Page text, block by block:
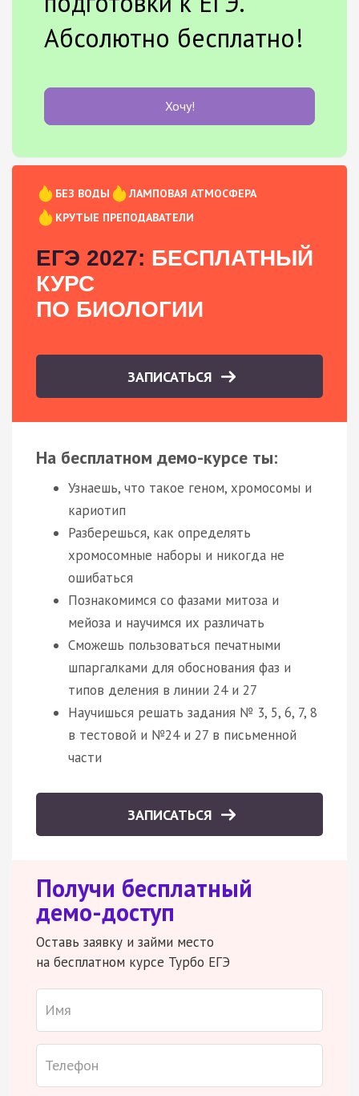
Абсолютно бесплатно!
Хочу!
БЕЗ ВОДЫ
ЛАМПОВАЯ АТМОСФЕРА
КРУТЫЕ ПРЕПОДАВАТЕЛИ
ЕГЭ 2027: БЕСПЛАТНЫЙ
КУРС
ПО БИОЛОГИИ
ЗАПИСАТЬСЯ
На бесплатном демо-курсе ты:
Узнаешь, что такое геном, хромосомы и
кариотип
Разберешься, как определять
хромосомные наборы и никогда не
ошибаться
Познакомимся со фазами митоза и
мейоза и научимся их различать
Сможешь пользоваться печатными
шпаргалками для обоснования фаз и
типов деления в линии 24 и 27
Научишься решать задания № 3, 5, 6, 7, 8
в тестовой и №24 и 27 в письменной
части
ЗАПИСАТЬСЯ
Получи бесплатный
демо-доступ
Оставь заявку и займи место
на бесплатном курсе Турбо ЕГЭ